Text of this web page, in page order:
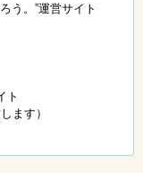
う。”運営サイト
ト
ます）